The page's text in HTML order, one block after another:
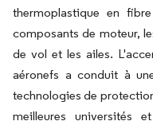
thermoplastique en
composants de moteur,
de vol et les ailes.
aéronefs a conduit à
technologies de
meilleures universités